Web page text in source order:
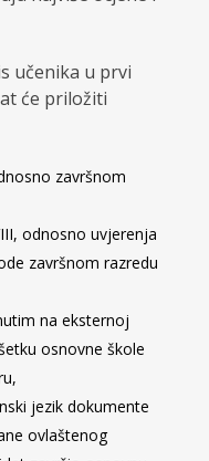
učenika u prvi
će priložiti
završnom
odnosno uvjerenja
završnom razredu
na eksternoj
osnovne škole
jezik dokumente
ovlaštenog